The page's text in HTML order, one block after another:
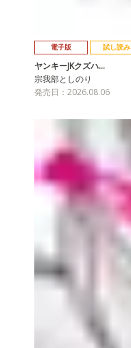
電子版 試し読み
ヤンキーJKクズハ…
宗我部としのり
発売日：2026.08.06